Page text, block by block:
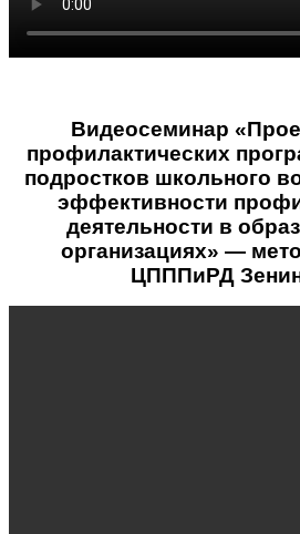
Видеосеминар
профилактических
подростков школьного
эффективности
деятельности в
организациях» —
ЦПППиРД